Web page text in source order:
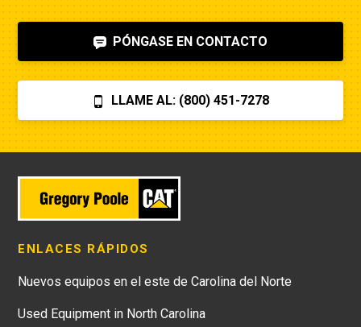
PÓNGASE EN CONTACTO
LLAME AL: (800) 451-7278
ENLACES RÁPIDOS
Nuevos equipos en el este de Carolina del Norte
Used Equipment in North Carolina